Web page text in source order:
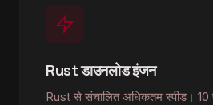
Rust डाउनलोड इंजन
Rust से संचालित अधिकतम स्पीड।